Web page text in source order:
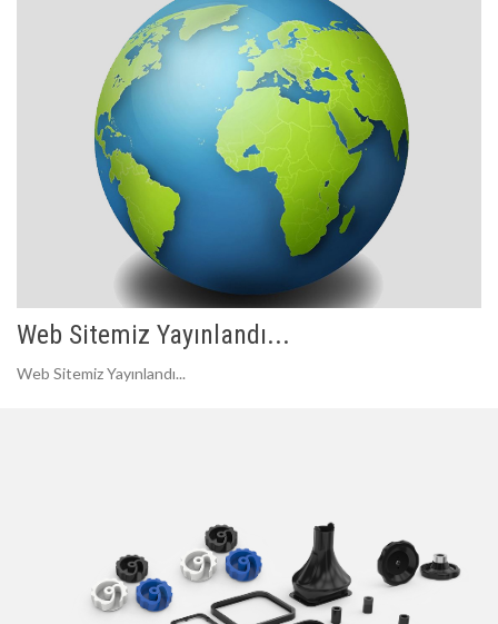
Web Sitemiz Yayınlandı...
Web Sitemiz Yayınlandı...